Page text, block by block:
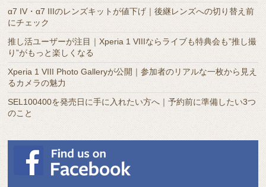
α7 IV・α7 IIIのレンズキットが値下げ｜後継レンズへの切り替え前
にチェック
推し活ユーザーが注目｜Xperia 1 VIIIならライブも特典会も”推し撮
り”がもっと楽しくなる
Xperia 1 VIII Photo Galleryが公開｜参加者のリアルな一枚から見え
るカメラの魅力
SEL100400を発売日に手に入れたい方へ｜予約前に準備したい3つ
のこと